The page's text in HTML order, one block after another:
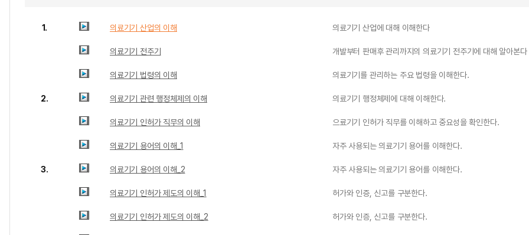
1. 의료기기 산업의 이해 의료기기 산업에 대해 이해한다
의료기기 전주기 개발부터 판매후 관리까지의 의료기기 전주기에 대해 알아본다
의료기기 법령의 이해 의료기기를 관리하는 주요 법령을 이해한다.
2. 의료기기 관련 행정체제의 이해 의료기기 행정체제에 대해 이해한다.
의료기기 인허가 직무의 이해 으료기기 인허가 직무를 이해하고 중요성을 확인한다.
의료기기 용어의 이해_1 자주 사용되는 의료기기 용어를 이해한다.
3. 의료기기 용어의 이해_2 자주 사용되는 의료기기 용어를 이해한다.
의료기기 인허가 제도의 이해_1 허가와 인증, 신고를 구분한다.
의료기기 인허가 제도의 이해_2 허가와 인증, 신고를 구분한다.